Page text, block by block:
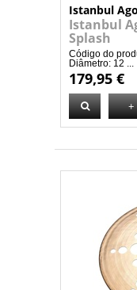
Istanbul
Istanbul
Splash
Código do
Diâmetro: 12 ...
179,95 €
+